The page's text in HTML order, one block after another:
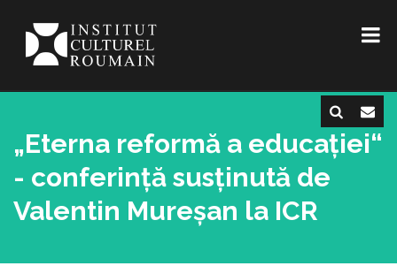
„Eterna reformă a educației“
- conferință susținută de
Valentin Mureșan la ICR